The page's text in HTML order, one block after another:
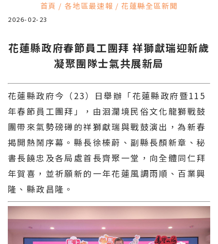
首頁 / 各地區最速報 / 花蓮縣全區新聞
2026-02-23
花蓮縣政府春節員工團拜 祥獅獻瑞迎新歲
凝聚團隊士氣共展新局
花蓮縣政府今（23）日舉辦「花蓮縣政府暨115
年春節員工團拜」，由洄瀾境民俗文化龍獅戰鼓
團帶來氣勢磅礡的祥獅獻瑞與戰鼓演出，為新春
揭開熱鬧序幕。縣長徐榛蔚、副縣長顏新章、秘
書長饒忠及各局處首長齊聚一堂，向全體同仁拜
年賀喜，並祈願新的一年花蓮風調雨順、百業興
隆、縣政昌隆。